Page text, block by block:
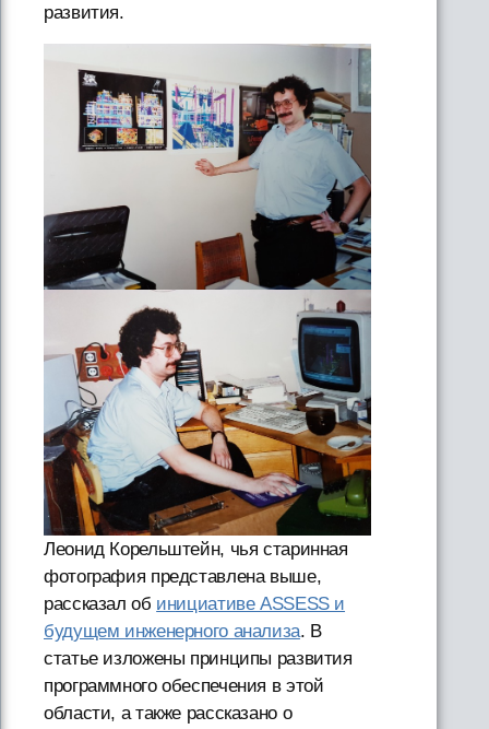
развития.
Леонид Корельштейн, чья старинная
фотография представлена выше,
рассказал об инициативе ASSESS и
будущем инженерного анализа. В
статье изложены принципы развития
программного обеспечения в этой
области, а также рассказано о